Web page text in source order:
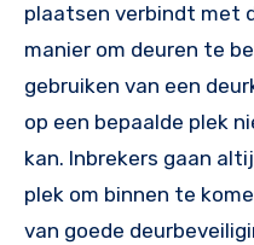
plaatsen verbindt met
manier om deuren te
gebruiken van een
op een bepaalde plek
kan. Inbrekers gaan
plek om binnen te
van goede